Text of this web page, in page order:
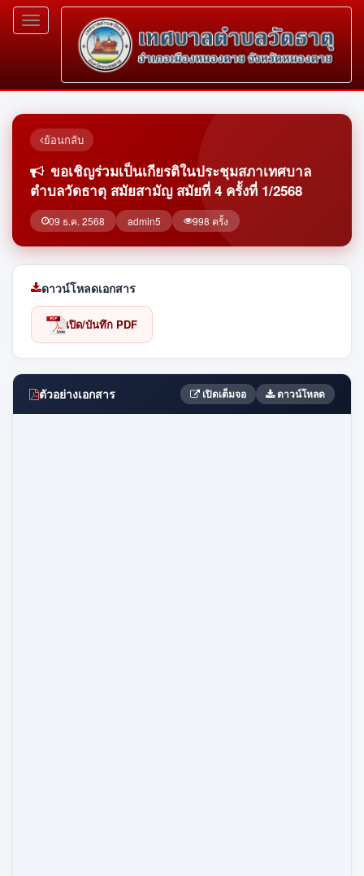
Toggle
navigation
ย้อนกลับ
ขอเชิญร่วมเป็นเกียรติในประชุมสภาเทศบาล
ตำบลวัดธาตุ สมัยสามัญ สมัยที่ 4 ครั้งที่ 1/2568
09 ธ.ค. 2568 admin5 998 ครั้ง
ดาวน์โหลดเอกสาร
เปิด/บันทึก PDF
ตัวอย่างเอกสาร เปิดเต็มจอ ดาวน์โหลด